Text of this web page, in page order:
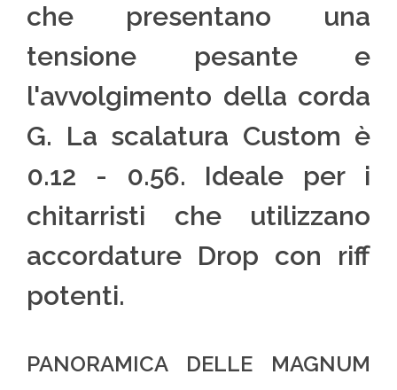
che presentano una
tensione pesante e
l'avvolgimento della corda
G. La scalatura Custom è
0.12 - 0.56. Ideale per i
chitarristi che utilizzano
accordature Drop con riff
potenti.
PANORAMICA DELLE MAGNUM